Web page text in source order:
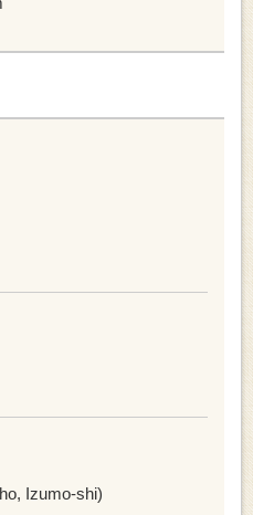
Izumo-shi)